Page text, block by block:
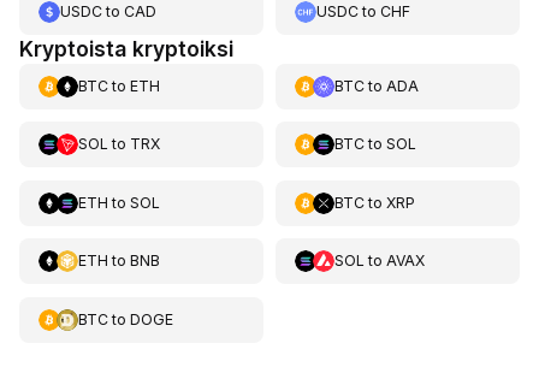
USDCto CAD USDCtoCHF
Kryptoista kryptoiksi
BTCto ETH BTCto ADA
SOL to TRX BTCto SOL
ETH to SOL BTCto XRP
ETH to BNB SOL to AVAX
BTCto DOGE